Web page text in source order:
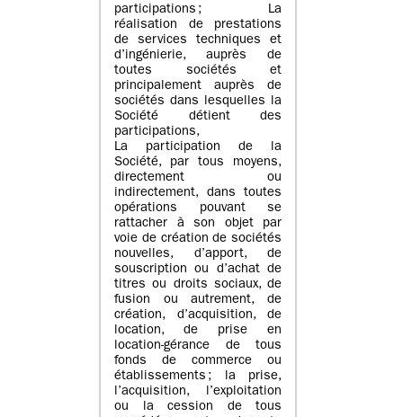
participations ; La
réalisation de prestations
de services techniques et
d’ingénierie, auprès de
toutes sociétés et
principalement auprès de
sociétés dans lesquelles la
Société détient des
participations,
La participation de la
Société, par tous moyens,
directement ou
indirectement, dans toutes
opérations pouvant se
rattacher à son objet par
voie de création de sociétés
nouvelles, d’apport, de
souscription ou d’achat de
titres ou droits sociaux, de
fusion ou autrement, de
création, d’acquisition, de
location, de prise en
location-gérance de tous
fonds de commerce ou
établissements ; la prise,
l’acquisition, l’exploitation
ou la cession de tous